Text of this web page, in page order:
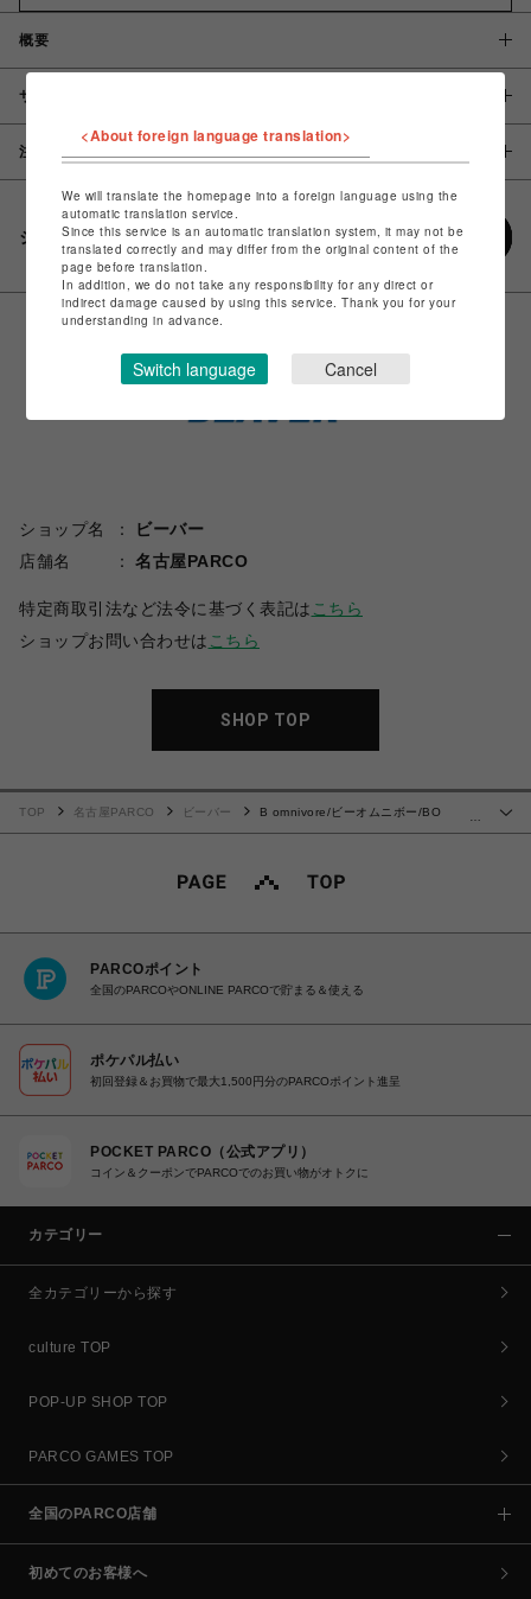
概要
サイズ
注意事項
シェアする
ショップ名
ビーバー
店舗名
名古屋PARCO
特定商取引法など法令に基づく表記は こちら
ショップお問い合わせは こちら
SHOP TOP
…
TOP 名古屋PARCO ビーバー
B omnivore/ビーオムニボー/BO
PARCOポイント
全国のPARCOやONLINE PARCOで貯まる＆使える
ポケパル払い
初回登録＆お買物で最大1,500円分のPARCOポイント進呈
POCKET PARCO（公式アプリ）
コイン＆クーポンでPARCOでのお買い物がオトクに
カテゴリー
全カテゴリーから探す
culture TOP
POP-UP SHOP TOP
PARCO GAMES TOP
全国のPARCO店舗
初めてのお客様へ
<About foreign language translation>
We will translate the homepage into a foreign language using the
automatic translation service.
Since this service is an automatic translation system, it may not be
translated correctly and may differ from the original content of the
page before translation.
In addition, we do not take any responsibility for any direct or
indirect damage caused by using this service. Thank you for your
understanding in advance.
Switch language Cancel